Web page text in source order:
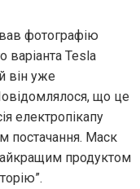
фотографію
варіанта Tesla
він уже
що це
електропікапу
постачання. Маск
продуктом